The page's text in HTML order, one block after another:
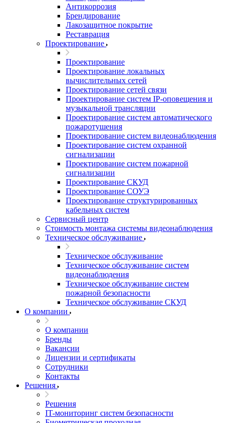
Антикоррозия
Брендирование
Лакозащитное покрытие
Реставрация
Проектирование
Проектирование
Проектирование локальных
вычислительных сетей
Проектирование сетей связи
Проектирование систем IP-оповещения и
музыкальной трансляции
Проектирование систем автоматического
пожаротушения
Проектирование систем видеонаблюдения
Проектирование систем охранной
сигнализации
Проектирование систем пожарной
сигнализации
Проектирование СКУД
Проектирование СОУЭ
Проектирование структурированных
кабельных систем
Сервисный центр
Стоимость монтажа системы видеонаблюдения
Техническое обслуживание
Техническое обслуживание
Техническое обслуживание систем
видеонаблюдения
Техническое обслуживание систем
пожарной безопасности
Техническое обслуживание СКУД
О компании
О компании
Бренды
Вакансии
Лицензии и сертификаты
Сотрудники
Контакты
Решения
Решения
IT-мониторинг систем безопасности